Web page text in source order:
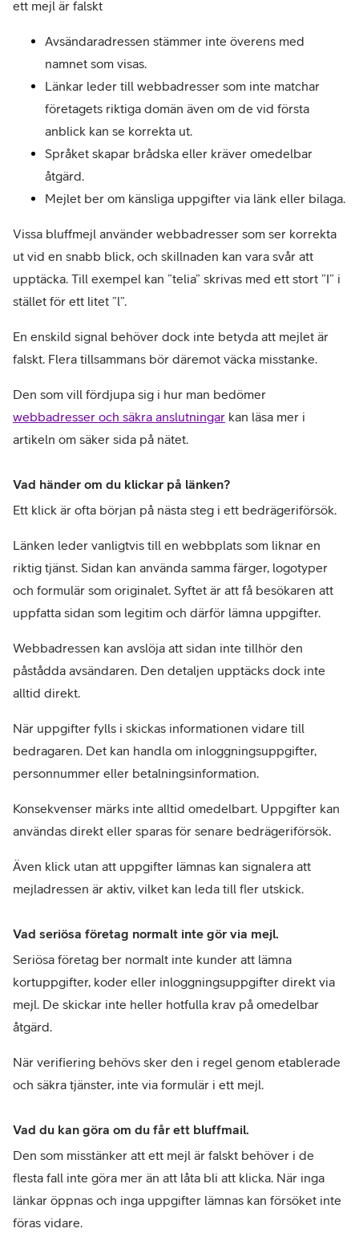
ett mejl är falskt
Avsändaradressen stämmer inte överens med
namnet som visas.
Länkar leder till webbadresser som inte matchar
företagets riktiga domän även om de vid första
anblick kan se korrekta ut.
Språket skapar brådska eller kräver omedelbar
åtgärd.
Mejlet ber om känsliga uppgifter via länk eller bilaga.
Vissa bluffmejl använder webbadresser som ser korrekta
ut vid en snabb blick, och skillnaden kan vara svår att
upptäcka. Till exempel kan ”telia” skrivas med ett stort ”I” i
stället för ett litet ”l”.
En enskild signal behöver dock inte betyda att mejlet är
falskt. Flera tillsammans bör däremot väcka misstanke.
webbadresser och säkra anslutningar kan läsa mer i
artikeln om säker sida på nätet.
Vad händer om du klickar på länken?
Ett klick är ofta början på nästa steg i ett bedrägeriförsök.
Länken leder vanligtvis till en webbplats som liknar en
riktig tjänst. Sidan kan använda samma färger, logotyper
och formulär som originalet. Syftet är att få besökaren att
uppfatta sidan som legitim och därför lämna uppgifter.
Webbadressen kan avslöja att sidan inte tillhör den
påstådda avsändaren. Den detaljen upptäcks dock inte
alltid direkt.
När uppgifter fylls i skickas informationen vidare till
bedragaren. Det kan handla om inloggningsuppgifter,
personnummer eller betalningsinformation.
Konsekvenser märks inte alltid omedelbart. Uppgifter kan
användas direkt eller sparas för senare bedrägeriförsök.
Även klick utan att uppgifter lämnas kan signalera att
mejladressen är aktiv, vilket kan leda till fler utskick.
Vad seriösa företag normalt inte gör via mejl.
Seriösa företag ber normalt inte kunder att lämna
kortuppgifter, koder eller inloggningsuppgifter direkt via
mejl. De skickar inte heller hotfulla krav på omedelbar
åtgärd.
När verifiering behövs sker den i regel genom etablerade
och säkra tjänster, inte via formulär i ett mejl.
Vad du kan göra om du får ett bluffmail.
Den som misstänker att ett mejl är falskt behöver i de
flesta fall inte göra mer än att låta bli att klicka. När inga
länkar öppnas och inga uppgifter lämnas kan försöket inte
föras vidare.